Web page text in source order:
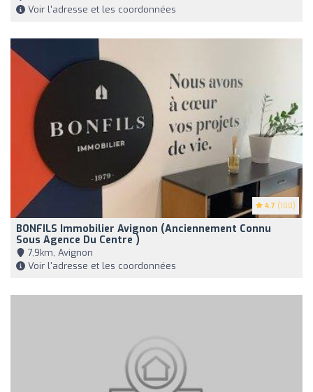
Voir l'adresse et les coordonnées
4.7 (100)
BONFILS Immobilier Avignon (anciennement Connu
Sous Agence Du Centre )
7,9km, Avignon
Voir l'adresse et les coordonnées